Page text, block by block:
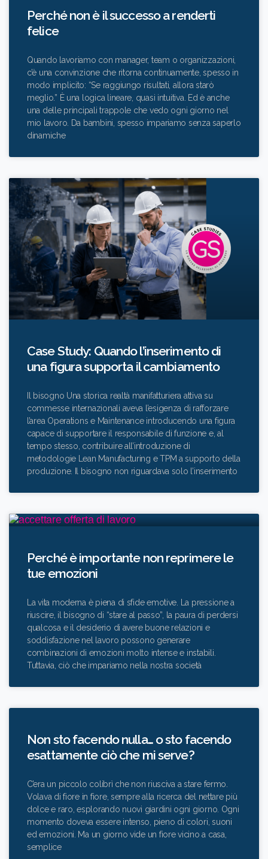
Perché non è il successo a renderti
felice
Quando lavoriamo con manager, team o organizzazioni,
c’è una convinzione che ritorna continuamente, spesso in
modo implicito: “Se raggiungo risultati, allora starò
meglio.” È una logica lineare, quasi intuitiva. Ed è anche
una delle principali trappole che vedo ogni giorno nel
mio lavoro. Da bambini, spesso impariamo senza saperlo
dinamiche
Case Study: Quando l’inserimento di
una figura supporta il cambiamento
Il bisogno Una storica realtà manifatturiera attiva su
commesse internazionali aveva l’esigenza di rafforzare
l’area Operations e Maintenance introducendo una figura
capace di supportare il responsabile di funzione e, al
tempo stesso, contribuire all’introduzione di
metodologie Lean Manufacturing e TPM a supporto della
produzione. Il bisogno non riguardava solo l’inserimento
Perché è importante non reprimere le
tue emozioni
La vita moderna è piena di sfide emotive. La pressione a
riuscire, il bisogno di “stare al passo”, la paura di perdersi
qualcosa e il desiderio di avere buone relazioni e
soddisfazione nel lavoro possono generare
combinazioni di emozioni molto intense e instabili.
Tuttavia, ciò che impariamo nella nostra società
Non sto facendo nulla… o sto facendo
esattamente ciò che mi serve?
C’era un piccolo colibrì che non riusciva a stare fermo.
Volava di fiore in fiore, sempre alla ricerca del nettare più
dolce e raro, esplorando nuovi giardini ogni giorno. Ogni
momento doveva essere intenso, pieno di colori, suoni
ed emozioni. Ma un giorno vide un fiore vicino a casa,
semplice